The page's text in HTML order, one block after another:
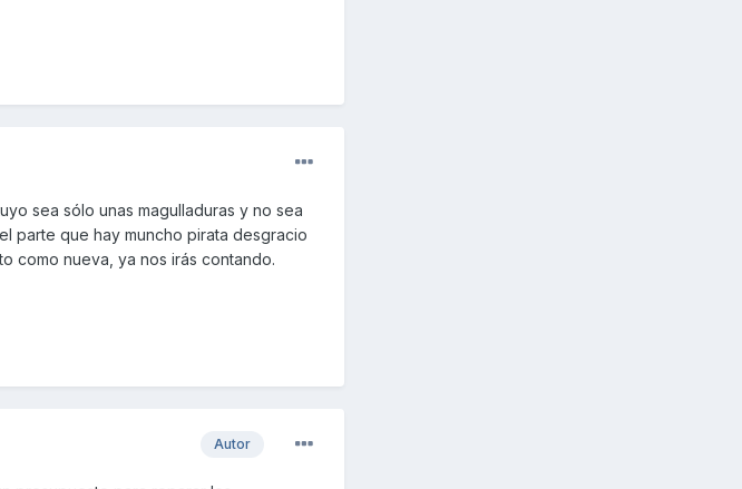
sea sólo unas magulladuras y no sea
parte que hay muncho pirata desgracio
como nueva, ya nos irás contando.
Autor